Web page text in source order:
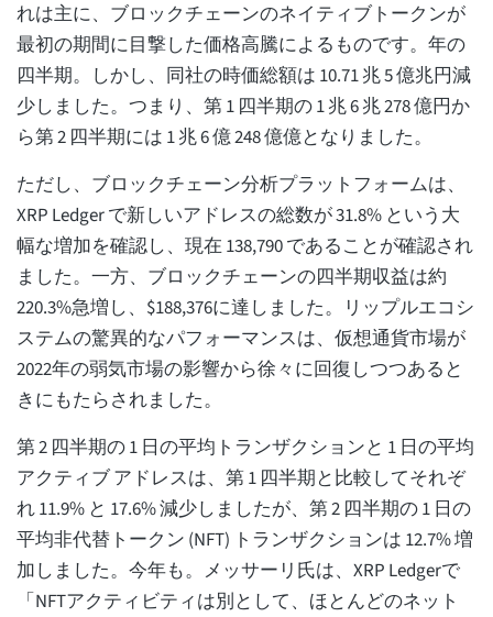
れは主に、ブロックチェーンのネイティブトークンが
最初の期間に目撃した価格高騰によるものです。年の
四半期。しかし、同社の時価総額は 10.71 兆 5 億兆円減
少しました。つまり、第 1 四半期の 1 兆 6 兆 278 億円か
ら第 2 四半期には 1 兆 6 億 248 億億となりました。
ただし、ブロックチェーン分析プラットフォームは、
XRP Ledger で新しいアドレスの総数が 31.8% という大
幅な増加を確認し、現在 138,790 であることが確認され
ました。一方、ブロックチェーンの四半期収益は約
220.3%急増し、$188,376に達しました。リップルエコシ
ステムの驚異的なパフォーマンスは、仮想通貨市場が
2022年の弱気市場の影響から徐々に回復しつつあると
きにもたらされました。
第 2 四半期の 1 日の平均トランザクションと 1 日の平均
アクティブ アドレスは、第 1 四半期と比較してそれぞ
れ 11.9% と 17.6% 減少しましたが、第 2 四半期の 1 日の
平均非代替トークン (NFT) トランザクションは 12.7% 増
加しました。今年も。メッサーリ氏は、XRP Ledgerで
「NFTアクティビティは別として、ほとんどのネット